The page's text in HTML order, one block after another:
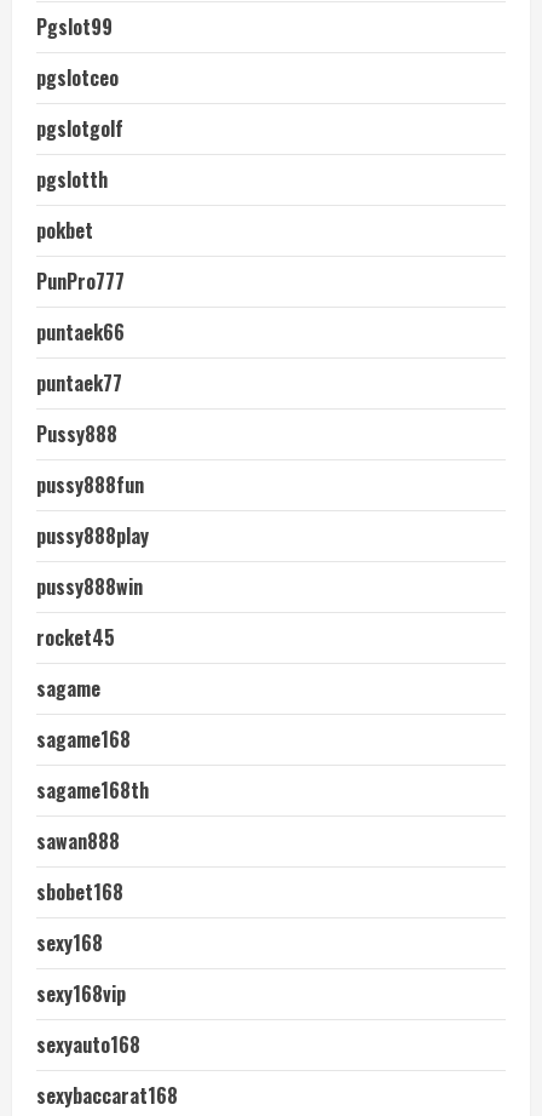
Pgslot99
pgslotceo
pgslotgolf
pgslotth
pokbet
PunPro777
puntaek66
puntaek77
Pussy888
pussy888fun
pussy888play
pussy888win
rocket45
sagame
sagame168
sagame168th
sawan888
sbobet168
sexy168
sexy168vip
sexyauto168
sexybaccarat168